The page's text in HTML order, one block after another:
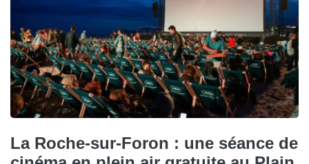
La Roche-sur-Foron : une séance de